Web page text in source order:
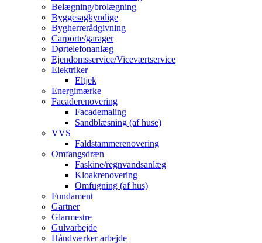
Belægning/brolægning
Byggesagkyndige
Bygherrerådgivning
Carporte/garager
Dørtelefonanlæg
Ejendomsservice/Viceværtservice
Elektriker
Eltjek
Energimærke
Facaderenovering
Facademaling
Sandblæsning (af huse)
VVS
Faldstammerenovering
Omfangsdræn
Faskine/regnvandsanlæg
Kloakrenovering
Omfugning (af hus)
Fundament
Gartner
Glarmestre
Gulvarbejde
Håndværker arbejde